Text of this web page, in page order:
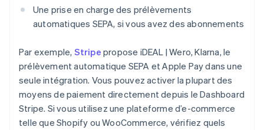
Une prise en charge des prélèvements
automatiques SEPA, si vous avez des abonnements
Par exemple, Stripe propose iDEAL | Wero, Klarna, le
prélèvement automatique SEPA et Apple Pay dans une
seule intégration. Vous pouvez activer la plupart des
moyens de paiement directement depuis le Dashboard
Stripe. Si vous utilisez une plateforme d’e-commerce
telle que Shopify ou WooCommerce, vérifiez quels